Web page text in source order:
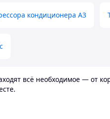
кондиционера А3
всё необходимое — от